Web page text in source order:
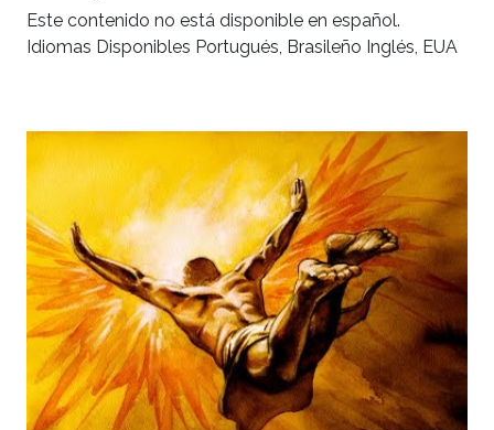
Este contenido no está disponible en español.
Idiomas Disponibles Portugués, Brasileño Inglés, EUA